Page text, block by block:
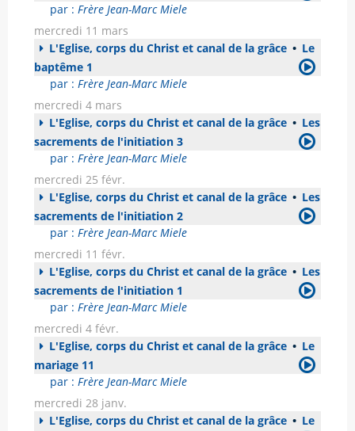
par : Frère Jean-Marc Miele
mercredi 11 mars
L'Eglise, corps du Christ et canal de la grâce • Le
baptême 1
par : Frère Jean-Marc Miele
mercredi 4 mars
L'Eglise, corps du Christ et canal de la grâce • Les
sacrements de l'initiation 3
par : Frère Jean-Marc Miele
mercredi 25 févr.
L'Eglise, corps du Christ et canal de la grâce • Les
sacrements de l'initiation 2
par : Frère Jean-Marc Miele
mercredi 11 févr.
L'Eglise, corps du Christ et canal de la grâce • Les
sacrements de l'initiation 1
par : Frère Jean-Marc Miele
mercredi 4 févr.
L'Eglise, corps du Christ et canal de la grâce • Le
mariage 11
par : Frère Jean-Marc Miele
mercredi 28 janv.
L'Eglise, corps du Christ et canal de la grâce • Le